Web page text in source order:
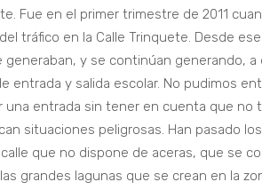
Fue en el primer trimestre de 2011
tráfico en la Calle Trinquete. Desde
y se continúan generando,
entrada y salida escolar. No pudimos
una entrada sin tener en cuenta que no
situaciones peligrosas. Han pasado
que no dispone de aceras, que se
grandes lagunas que se crean en la